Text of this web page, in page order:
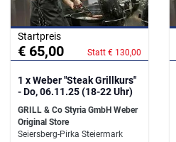
Startpreis
€ 65,00 Statt € 130,00
1 x Weber "Steak Grillkurs"
- Do, 06.11.25 (18-22 Uhr)
GRILL & Co Styria GmbH Weber
Original Store
Seiersberg-Pirka Steiermark